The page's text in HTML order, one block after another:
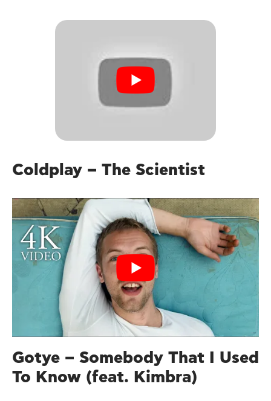
Coldplay – The Scientist
Gotye – Somebody That I Used
To Know (feat. Kimbra)